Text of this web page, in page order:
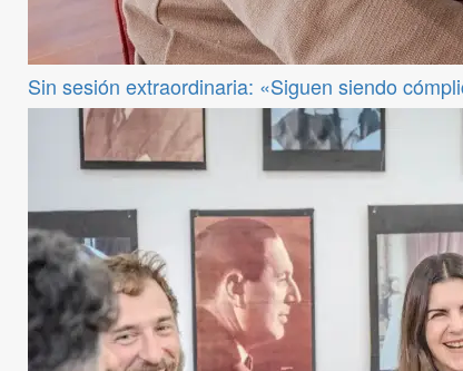
Sin sesión extraordinaria: «Siguen siendo